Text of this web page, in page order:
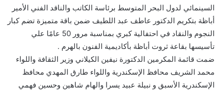
السينمائي لدول البحر المتوسط برئاسة الكاتب والناقد الفني الأمير
أباظة بتكريم الدكتور عاطف عبد اللطيف ضمن باقة متميزة تضم كبار
النجوم والنقاد في احتفالية كبري بمناسبة مرور 50 عامًا علي
تأسيسها بقاعة ثروت أباظة بأكاديمية الفنون بالهرم .
ضمت قائمة المكرمين الدكتورة نيفين الكيلاني وزير الثقافة واللواء
محمد الشريف محافظ الإسكندرية واللواء طارق المهدي محافظ
الإسكندرية الأسبق و نبيلة عبيد يسرا والهام شاهين وحسين فهمي